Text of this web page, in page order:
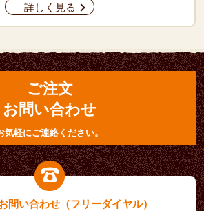
詳しく見る
ご注文
お問い合わせ
気軽にご連絡ください。
問い合わせ（フリーダイヤル）